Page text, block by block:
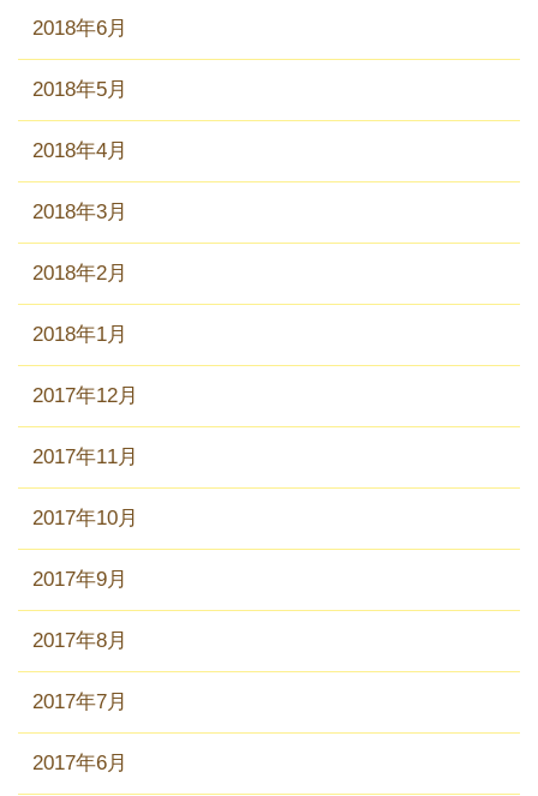
2018年6月
2018年5月
2018年4月
2018年3月
2018年2月
2018年1月
2017年12月
2017年11月
2017年10月
2017年9月
2017年8月
2017年7月
2017年6月